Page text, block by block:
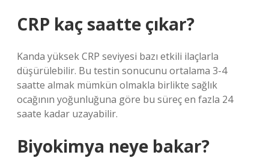
CRP kaç saatte çıkar?
Kanda yüksek CRP seviyesi bazı etkili ilaçlarla
düşürülebilir. Bu testin sonucunu ortalama 3-4
saatte almak mümkün olmakla birlikte sağlık
ocağının yoğunluğuna göre bu süreç en fazla 24
saate kadar uzayabilir.
Biyokimya neye bakar?